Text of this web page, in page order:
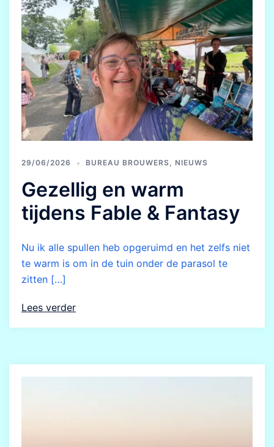
29/06/2026 BUREAU BROUWERS, NIEUWS
Gezellig en warm
tijdens Fable & Fantasy
Nu ik alle spullen heb opgeruimd en het zelfs niet
te warm is om in de tuin onder de parasol te
zitten […]
Lees verder